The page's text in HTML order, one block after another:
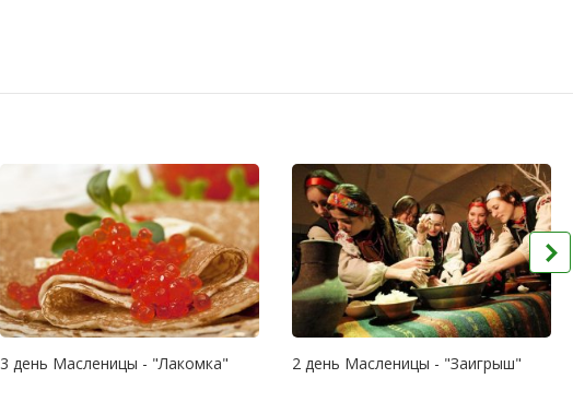
3 день Масленицы - "Лакомка" 2 день Масленицы - "Заигрыш"